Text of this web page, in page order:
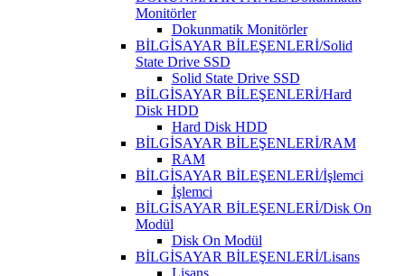
Monitörler
Dokunmatik Monitörler
BİLGİSAYAR BİLEŞENLERİ/Solid
State Drive SSD
Solid State Drive SSD
BİLGİSAYAR BİLEŞENLERİ/Hard
Disk HDD
Hard Disk HDD
BİLGİSAYAR BİLEŞENLERİ/RAM
RAM
BİLGİSAYAR BİLEŞENLERİ/İşlemci
İşlemci
BİLGİSAYAR BİLEŞENLERİ/Disk On
Modül
Disk On Modül
BİLGİSAYAR BİLEŞENLERİ/Lisans
Lisans